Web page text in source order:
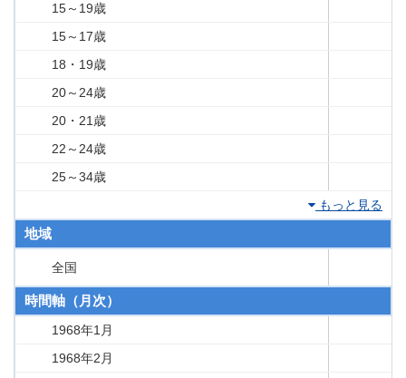
15～19歳
15～17歳
18・19歳
20～24歳
20・21歳
22～24歳
25～34歳
もっと見る
地域
全国
時間軸（月次）
1968年1月
1968年2月